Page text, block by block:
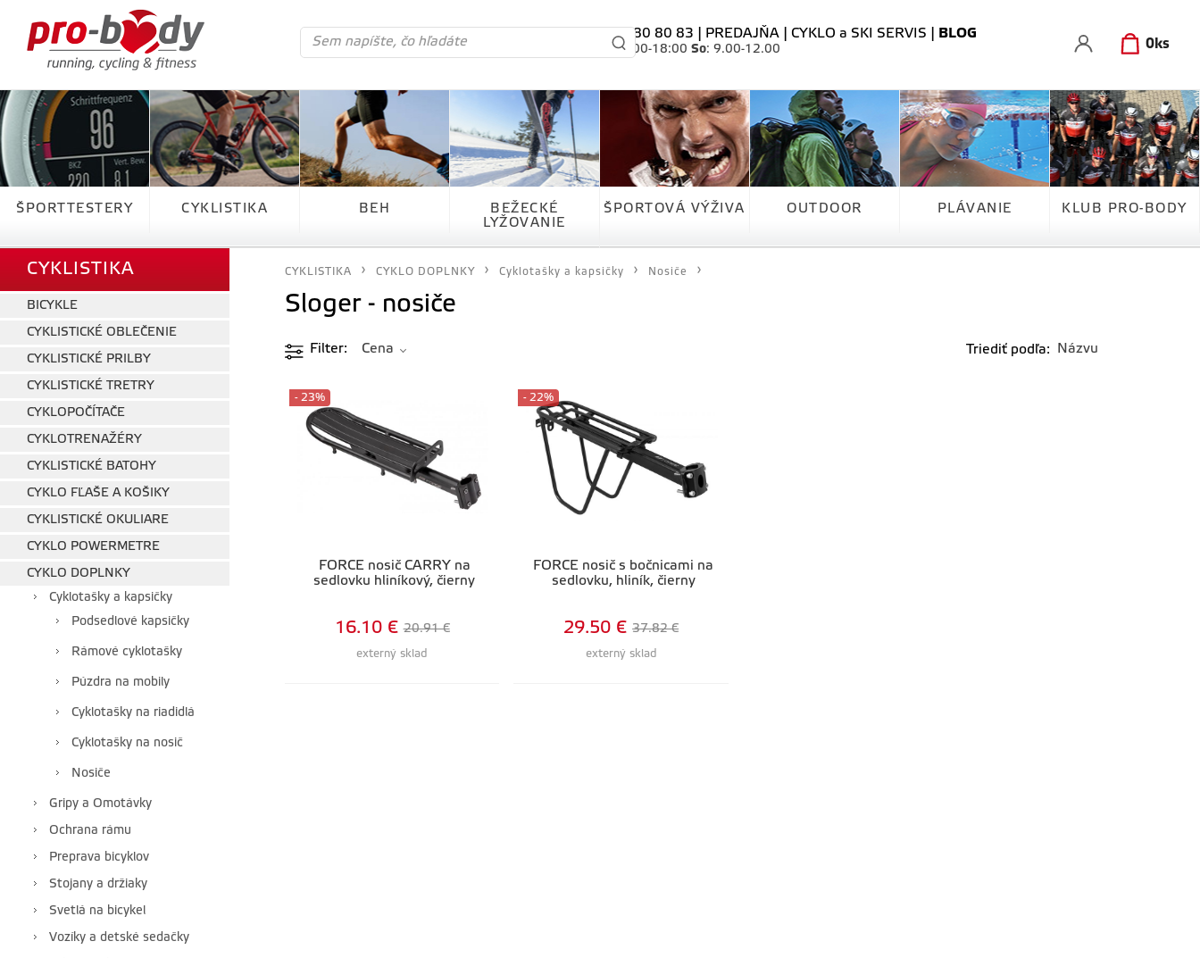
0 ks
tel. 0905 80 80 83 | PREDAJŇA CYKLO a SKI SERVIS BLOG
: 10.00-18:00 So: 9.00-12.00
ŠPORTTESTERY CYKLISTIKA BEH
BEŽECKÉ
LYŽOVANIE
ŠPORTOVÁ VÝŽIVA OUTDOOR PLÁVANIE KLUB PRO-BODY
CYKLISTIKA
BICYKLE
CYKLISTICKÉ OBLEČENIE
CYKLISTICKÉ PRILBY
CYKLISTICKÉ TRETRY
CYKLOPOČÍTAČE
CYKLOTRENAŽÉRY
CYKLISTICKÉ BATOHY
CYKLO FĽAŠE A KOŠIKY
CYKLISTICKÉ OKULIARE
CYKLO POWERMETRE
CYKLO DOPLNKY
Cyklotašky a kapsičky
Podsedlové kapsičky
Rámové cyklotašky
Púzdra na mobily
Cyklotašky na riadidlá
Cyklotašky na nosič
Nosiče
Gripy a Omotávky
Ochrana rámu
Preprava bicyklov
Stojany a držiaky
Svetlá na bicykel
Vozíky a detské sedačky
CYKLISTIKA CYKLO DOPLNKY Cyklotašky a kapsičky Nosiče
Sloger - nosiče
Filter Cena Triediť podľa:
FORCE nosič CARRY na
sedlovku hliníkový, čierny
- 23%
externý sklad
16.10 € 20.91 €
FORCE nosič s bočnicami na
sedlovku, hliník, čierny
- 22%
externý sklad
29.50 € 37.82 €